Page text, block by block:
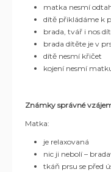
matka nesmí
dítě přikládáme k
brada, tvář i nos
brada dítěte je v
dítě nesmí křičet
kojení nesmí
Známky správné
Matka:
je relaxovaná
nic ji nebolí –
tkáň prsu se před